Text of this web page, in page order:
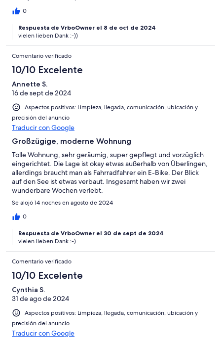
0
Respuesta de VrboOwner el 8 de oct de 2024
vielen lieben Dank :-))
Comentario verificado
10/10 Excelente
Annette S.
16 de sept de 2024
Aspectos positivos: Limpieza, llegada, comunicación, ubicación y
precisión del anuncio
Traducir con Google
Großzügige, moderne Wohnung
Tolle Wohnung, sehr geräumig, super gepflegt und vorzüglich
eingerichtet. Die Lage ist okay etwas außerhalb von Überlingen,
allerdings braucht man als Fahrradfahrer ein E-Bike. Der Blick
auf den See ist etwas verbaut. Insgesamt haben wir zwei
wunderbare Wochen verlebt.
Se alojó 14 noches en agosto de 2024
0
Respuesta de VrboOwner el 30 de sept de 2024
vielen lieben Dank :-)
Comentario verificado
10/10 Excelente
Cynthia S.
31 de ago de 2024
Aspectos positivos: Limpieza, llegada, comunicación, ubicación y
precisión del anuncio
Traducir con Google